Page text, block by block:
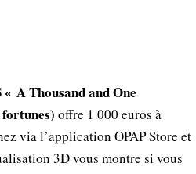
« A Thousand and One
offre 1 000 euros à
via l’application OPAP Store et
3D vous montre si vous